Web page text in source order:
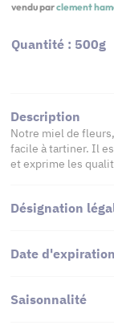
vendu parclement
Quantité : 500g
Description
Notre miel de
facile à tartiner. Il
et exprime les
Désignation
Date d'expiration
Saisonnalité